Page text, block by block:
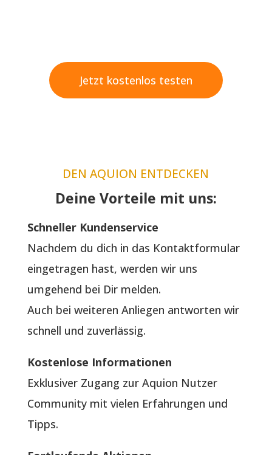
Jetzt kostenlos testen
DEN AQUION ENTDECKEN
Deine Vorteile mit uns:
Schneller Kundenservice
Nachdem du dich in das Kontaktformular
eingetragen hast, werden wir uns
umgehend bei Dir melden.
Auch bei weiteren Anliegen antworten wir
schnell und zuverlässig.
Kostenlose Informationen
Exklusiver Zugang zur Aquion Nutzer
Community mit vielen Erfahrungen und
Tipps.